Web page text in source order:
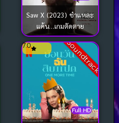
Saw X (2023) ชำแหละ
แค้น…เกมตัดตาย
Soundtrack
Full HD
7.0